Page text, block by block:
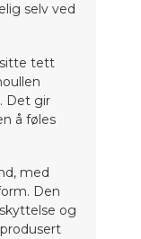
selv ved
sitte tett
Det gir
å føles
med
Den
og